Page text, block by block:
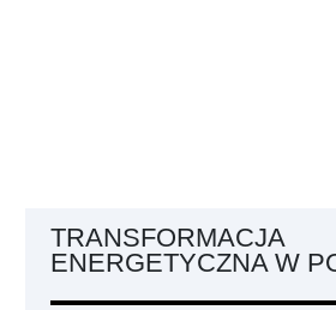
TRANSFORMACJA
ENERGETYCZNA W